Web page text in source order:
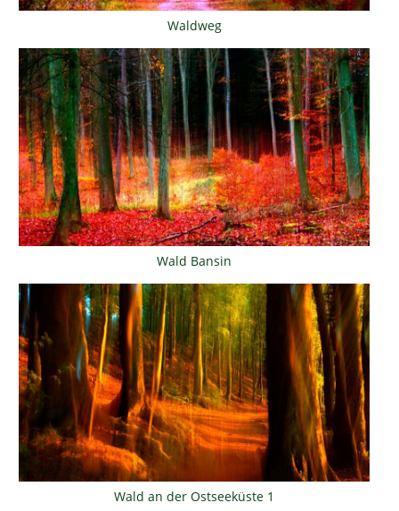
Waldweg
Wald Bansin
Wald an der Ostseeküste 1